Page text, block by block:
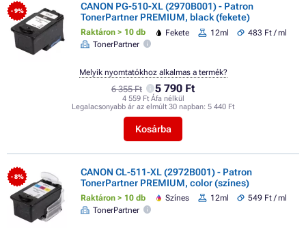
- 9%
CANON PG-510-XL (2970B001) - Patron
TonerPartner PREMIUM, black (fekete)
Raktáron > 10 db Fekete 12ml
483 Ft / ml
TonerPartner
6 355 Ft 5 790 Ft
4 559 Ft Áfa nélkül
Legalacsonyabb ár az elmúlt 30 napban: 5 440 Ft
Kosárba
Melyik nyomtatókhoz alkalmas a termék?
- 8%
CANON CL-511-XL (2972B001) - Patron
TonerPartner PREMIUM, color (színes)
Raktáron > 10 db Színes 12ml
549 Ft / ml
TonerPartner